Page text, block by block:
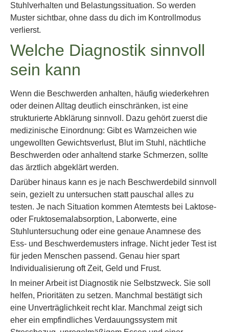
Stuhlverhalten und Belastungssituation. So werden
Muster sichtbar, ohne dass du dich im Kontrollmodus
verlierst.
Welche Diagnostik sinnvoll
sein kann
Wenn die Beschwerden anhalten, häufig wiederkehren
oder deinen Alltag deutlich einschränken, ist eine
strukturierte Abklärung sinnvoll. Dazu gehört zuerst die
medizinische Einordnung: Gibt es Warnzeichen wie
ungewollten Gewichtsverlust, Blut im Stuhl, nächtliche
Beschwerden oder anhaltend starke Schmerzen, sollte
das ärztlich abgeklärt werden.
Darüber hinaus kann es je nach Beschwerdebild sinnvoll
sein, gezielt zu untersuchen statt pauschal alles zu
testen. Je nach Situation kommen Atemtests bei Laktose-
oder Fruktosemalabsorption, Laborwerte, eine
Stuhluntersuchung oder eine genaue Anamnese des
Ess- und Beschwerdemusters infrage. Nicht jeder Test ist
für jeden Menschen passend. Genau hier spart
Individualisierung oft Zeit, Geld und Frust.
In meiner Arbeit ist Diagnostik nie Selbstzweck. Sie soll
helfen, Prioritäten zu setzen. Manchmal bestätigt sich
eine Unverträglichkeit recht klar. Manchmal zeigt sich
eher ein empfindliches Verdauungssystem mit